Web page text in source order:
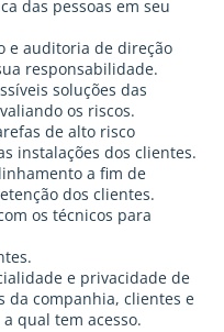
das pessoas em seu
e auditoria de direção
responsabilidade.
soluções das
os riscos.
de alto risco
instalações dos clientes.
a fim de
dos clientes.
os técnicos para
e privacidade de
da companhia, clientes e
qual tem acesso.